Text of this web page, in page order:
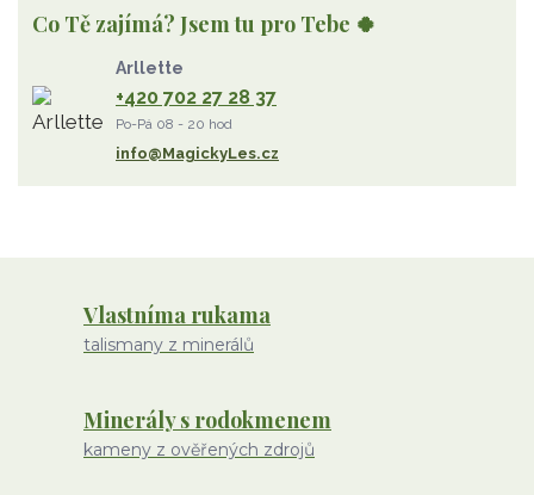
Wu Xing
apatit
diamant
olivín
želva jahodový křemen
rodochrozit
červený achát
Co Tě zajímá? Jsem tu pro Tebe 🍀
Arllette
+420 702 27 28 37
Po-Pá 08 - 20 hod
info@MagickyLes.cz
Vlastníma rukama
talismany z minerálů
Minerály s rodokmenem
kameny z ověřených zdrojů